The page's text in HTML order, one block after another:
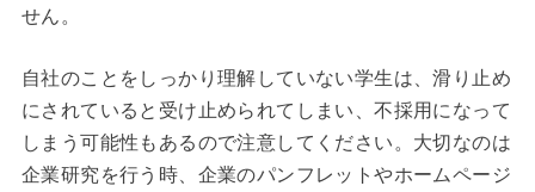
せん。
自社のことをしっかり理解していない学生は、滑り止め
にされていると受け止められてしまい、不採用になって
しまう可能性もあるので注意してください。大切なのは
企業研究を行う時、企業のパンフレットやホームページ